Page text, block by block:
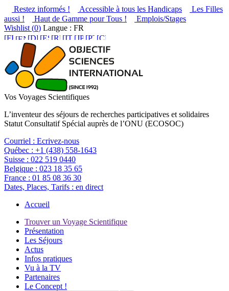
Restez informés ! Accessible à tous les Handicaps
Les Filles
aussi !
Haut de Gamme pour Tous !
Emplois/Stages
Wishlist (0) Langue : FR
Vos Voyages Scientifiques
L’inventeur des séjours de recherches participatives et solidaires
Statut Consultatif Spécial auprès de l’ONU (ECOSOC)
Courriel : Ecrivez-nous
Québec : +1 (438) 558-1643
Suisse : 022 519 0440
Belgique : 023 18 35 65
France : 01 85 08 36 30
Dates, Places, Tarifs : en direct
Accueil
Trouver un Voyage Scientifique
Présentation
Les Séjours
Actus
Infos pratiques
Vu à la TV
Partenaires
Le Concept !